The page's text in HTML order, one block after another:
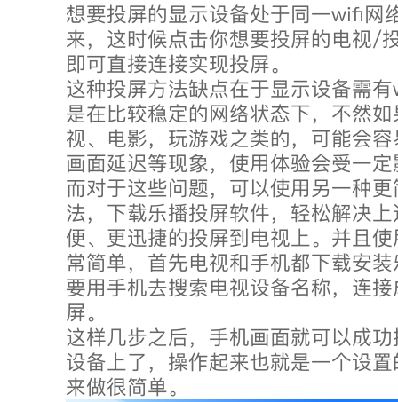
想要投屏的显示设备处于同一wifi网
来，这时候点击你想要投屏的电视/
即可直接连接实现投屏。
这种投屏方法缺点在于显示设备需
是在比较稳定的网络状态下，不然
视、电影，玩游戏之类的，可能会
画面延迟等现象，使用体验会受一
而对于这些问题，可以使用另一种
法，下载乐播投屏软件，轻松解决
便、更迅捷的投屏到电视上。并且
常简单，首先电视和手机都下载安
要用手机去搜索电视设备名称，连
屏。
这样几步之后，手机画面就可以成
设备上了，操作起来也就是一个设
来做很简单。